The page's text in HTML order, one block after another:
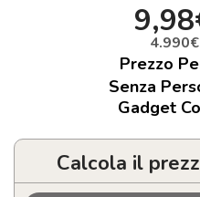
Prezzo
Senza
Gadget
Calcola il